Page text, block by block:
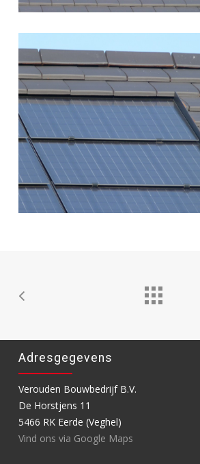
Adresgegevens
Verouden Bouwbedrijf B.V.
De Horstjens 11
5466 RK Eerde (Veghel)
Vind ons via Google Maps